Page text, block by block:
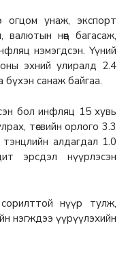
огцом унаж, экспорт
валютын нөөц багасаж,
нэмэгдсэн. Үүний
оны эхний улиралд 2.4
санаж байгаа.
бол инфляц 15 хувь
төсвийн орлого 3.3
тэнцлийн алдагдал 1.0
эрсдэл нүүрлэсэн
нүүр тулж,
нэгждээ үүрүүлэхийн